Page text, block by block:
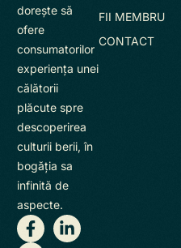
doreşte să
ofere
consumatorilor
experienţa unei
călătorii
plăcute spre
descoperirea
culturii berii, în
bogăţia sa
infinită de
aspecte.
FII MEMBRU
CONTACT